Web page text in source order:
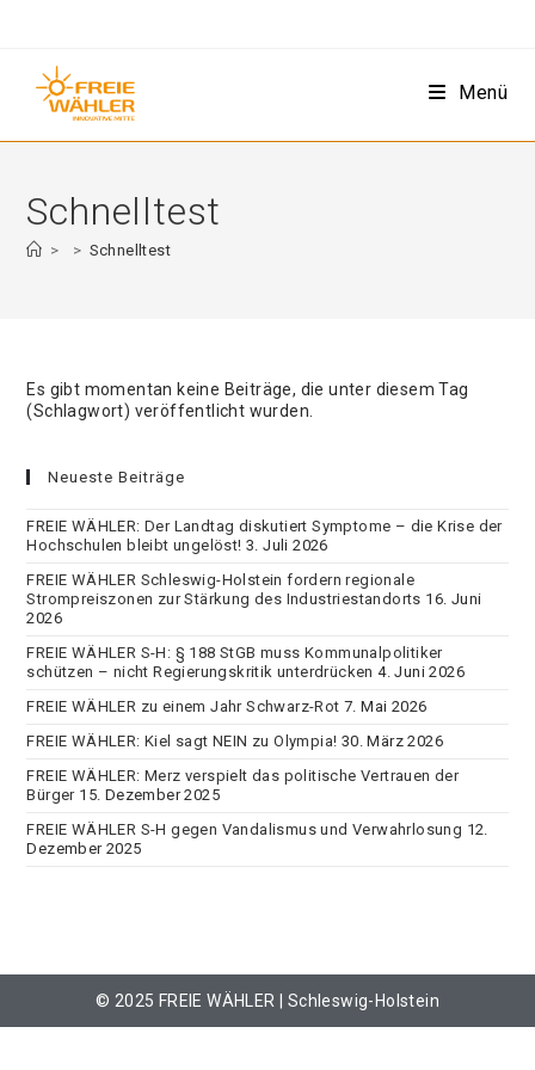
Menü
Schnelltest
> > Schnelltest
Es gibt momentan keine Beiträge, die unter diesem Tag
(Schlagwort) veröffentlicht wurden.
Neueste Beiträge
FREIE WÄHLER: Der Landtag diskutiert Symptome – die Krise der
Hochschulen bleibt ungelöst! 3. Juli 2026
FREIE WÄHLER Schleswig-Holstein fordern regionale
Strompreiszonen zur Stärkung des Industriestandorts 16. Juni
2026
FREIE WÄHLER S-H: § 188 StGB muss Kommunalpolitiker
schützen – nicht Regierungskritik unterdrücken 4. Juni 2026
FREIE WÄHLER zu einem Jahr Schwarz-Rot 7. Mai 2026
FREIE WÄHLER: Kiel sagt NEIN zu Olympia! 30. März 2026
FREIE WÄHLER: Merz verspielt das politische Vertrauen der
Bürger 15. Dezember 2025
FREIE WÄHLER S-H gegen Vandalismus und Verwahrlosung 12.
Dezember 2025
© 2025 FREIE WÄHLER | Schleswig-Holstein